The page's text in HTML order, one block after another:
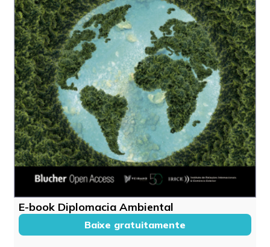
E-book Diplomacia Ambiental
Baixe gratuitamente